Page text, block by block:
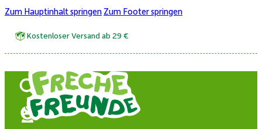
Zum Hauptinhalt springen Zum Footer springen
Kostenloser Versand ab 29 €